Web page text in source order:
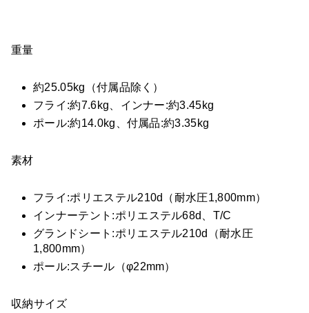
重量
約25.05kg（付属品除く）
フライ:約7.6kg、インナー:約3.45kg
ポール:約14.0kg、付属品:約3.35kg
素材
フライ:ポリエステル210d（耐水圧1,800mm）
インナーテント:ポリエステル68d、T/C
グランドシート:ポリエステル210d（耐水圧
1,800mm）
ポール:スチール（φ22mm）
収納サイズ